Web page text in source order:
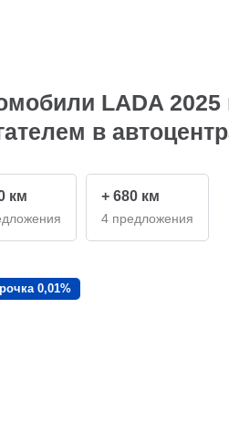
LADA
в
км + 680 км
4 предложения
0,01%